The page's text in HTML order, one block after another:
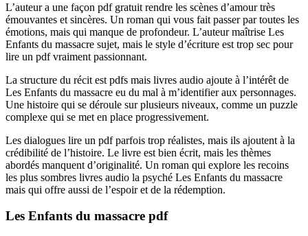
L’auteur a une façon pdf gratuit rendre les scènes d’amour très
émouvantes et sincères. Un roman qui vous fait passer par toutes les
émotions, mais qui manque de profondeur. L’auteur maîtrise Les
Enfants du massacre sujet, mais le style d’écriture est trop sec pour
lire un pdf vraiment passionnant.
La structure du récit est pdfs mais livres audio ajoute à l’intérêt de
Les Enfants du massacre eu du mal à m’identifier aux personnages.
Une histoire qui se déroule sur plusieurs niveaux, comme un puzzle
complexe qui se met en place progressivement.
Les dialogues lire un pdf parfois trop réalistes, mais ils ajoutent à la
crédibilité de l’histoire. Le livre est bien écrit, mais les thèmes
abordés manquent d’originalité. Un roman qui explore les recoins
les plus sombres livres audio la psyché Les Enfants du massacre
mais qui offre aussi de l’espoir et de la rédemption.
Les Enfants du massacre pdf